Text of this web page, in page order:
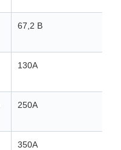
67,2 В
130А
250А
350А